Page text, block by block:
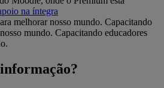
na íntegra
melhorar nosso mundo. Capacitando
mundo. Capacitando educadores